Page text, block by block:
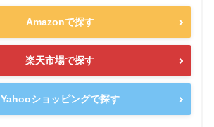
Amazonで探す
楽天市場で探す
Yahooショッピングで探す